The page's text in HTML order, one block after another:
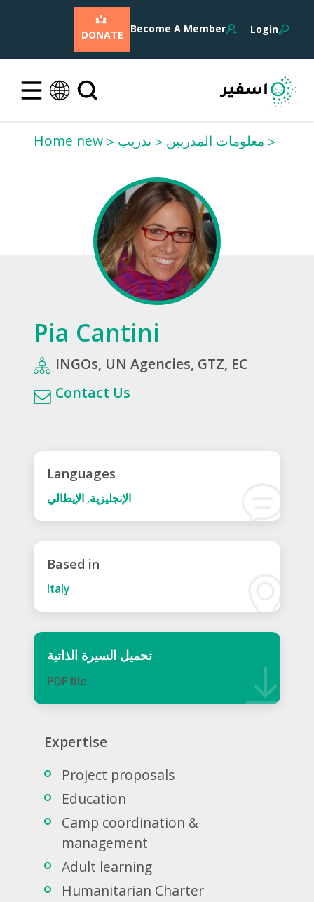
Login
Become A Member
DONATE
Home new تدريب معلومات المدربين
Pia Cantini
INGOs, UN Agencies, GTZ, EC
Contact Us
Languages
الإنجليزية, الإيطالي
Based in
Italy
تحميل السيرة الذاتية
PDF ﬁle
Expertise
Project proposals
Education
Camp coordination &
management
Adult learning
Humanitarian Charter